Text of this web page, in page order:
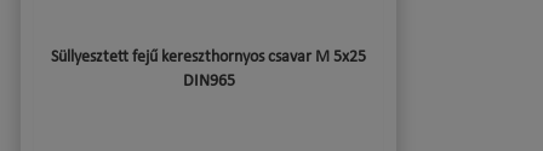
Süllyesztett fejű kereszthornyos csavar M 5x25
DIN965